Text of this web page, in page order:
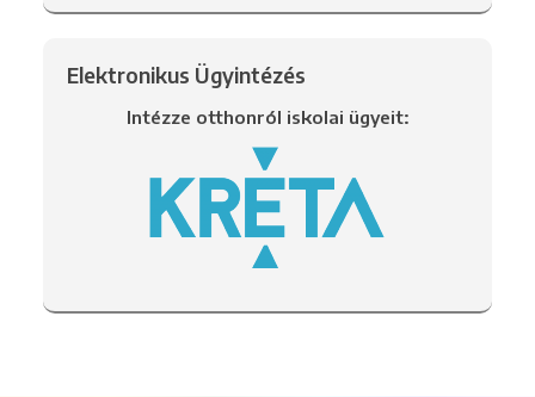
Elektronikus Ügyintézés
Intézze otthonról iskolai ügyeit: